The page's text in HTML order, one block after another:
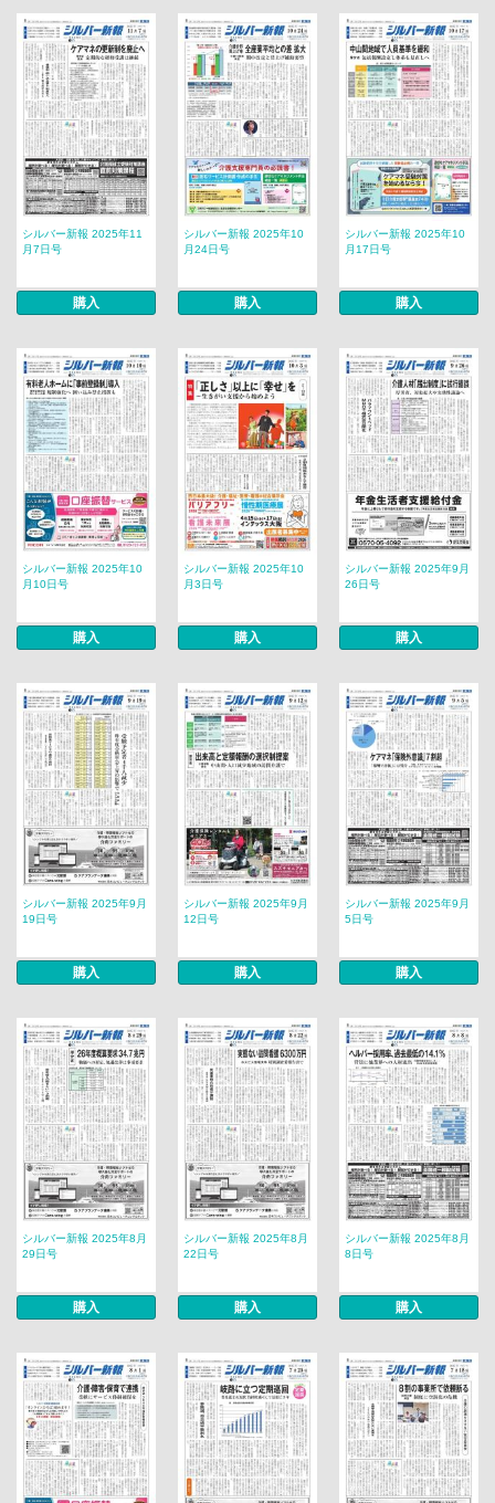
シルバー新報 2025年11
月7日号
購入
シルバー新報 2025年10
月24日号
購入
シルバー新報 2025年10
月17日号
購入
シルバー新報 2025年10
月10日号
購入
シルバー新報 2025年10
月3日号
購入
シルバー新報 2025年9月
26日号
購入
シルバー新報 2025年9月
19日号
購入
シルバー新報 2025年9月
12日号
購入
シルバー新報 2025年9月
5日号
購入
シルバー新報 2025年8月
29日号
購入
シルバー新報 2025年8月
22日号
購入
シルバー新報 2025年8月
8日号
購入